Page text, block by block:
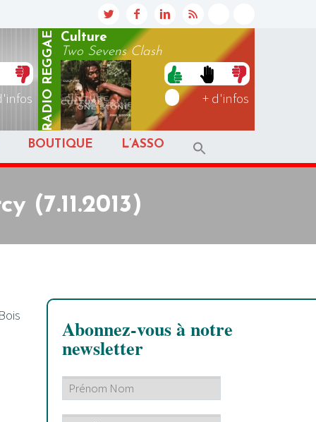
RADIO
REGGAE
Culture
Two Sevens Clash
+ d'infos
BOUTIQUE L’ASSO
(7.11.2013)
Abonnez-vous à notre
newsletter